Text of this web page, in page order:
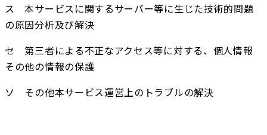
ス　本サービスに関するサーバー等に生じた技術的問題
の原因分析及び解決
セ　第三者による不正なアクセス等に対する、個人情報
その他の情報の保護
ソ　その他本サービス運営上のトラブルの解決